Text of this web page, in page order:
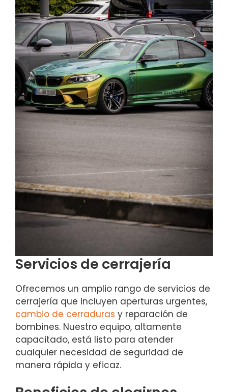
Servicios de cerrajería
Ofrecemos un amplio rango de servicios de
cerrajería que incluyen aperturas urgentes,
cambio de cerraduras y reparación de
bombines. Nuestro equipo, altamente
capacitado, está listo para atender
cualquier necesidad de seguridad de
manera rápida y eficaz.